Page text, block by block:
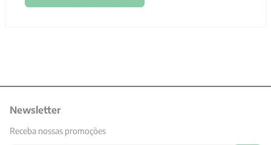
Newsletter
Receba nossas promoções